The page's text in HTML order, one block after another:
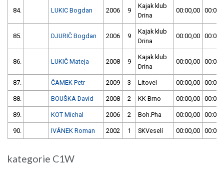
84. LUKIC Bogdan 2006 9
Kajak klub
Drina
00:00,00
85. DJURIČ Bogdan 2006 9
Kajak klub
Drina
00:00,00
86. LUKIČ Mateja 2008 9
Kajak klub
Drina
00:00,00
87. ČAMEK Petr 2009 3 Litovel 00:00,00
88. BOUŠKA David 2008 2 KK Brno 00:00,00
89. KOT Michal 2006 2 Boh.Pha 00:00,00
90. IVÁNEK Roman 2002 1 SKVeselí 00:00,00
kategorie C1W